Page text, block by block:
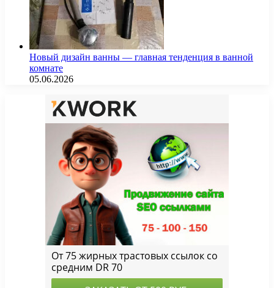
Новый дизайн ванны — главная тенденция в ванной
комнате
05.06.2026